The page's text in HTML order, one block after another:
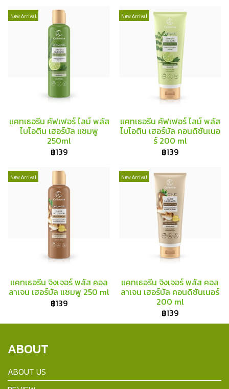
New Arrival
แคทเธอรีน คัฟเฟอร์ ไลม์ พลัส
ไบโอติน เฮอร์บัล แชมพู
250ml
฿139
New Arrival
แคทเธอรีน คัฟเฟอร์ ไลม์ พลัส
ไบโอติน เฮอร์บัล คอนดิชันเนอ
ร์ 200 ml
฿139
New Arrival
แคทเธอรีน จิงเจอร์ พลัส คอล
ลาเจน เฮอร์บัล แชมพู 250 ml
฿139
New Arrival
แคทเธอรีน จิงเจอร์ พลัส คอล
ลาเจน เฮอร์บัล คอนดิชันเนอร์
200 ml
฿139
ABOUT
ABOUT US